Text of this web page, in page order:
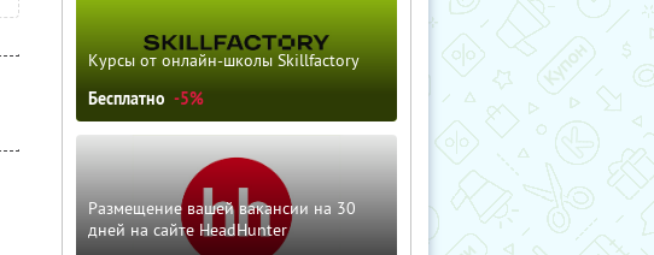
Курсы от онлайн-школы Skillfactory
Бесплатно -5%
Размещение вашей вакансии на 30
дней на сайте HeadHunter